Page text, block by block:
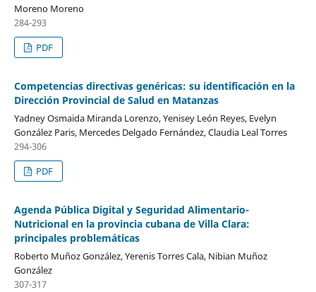
Moreno Moreno
284-293
PDF
Competencias directivas genéricas: su identificación en la
Dirección Provincial de Salud en Matanzas
Yadney Osmaida Miranda Lorenzo, Yenisey León Reyes, Evelyn
González Paris, Mercedes Delgado Fernández, Claudia Leal Torres
294-306
PDF
Agenda Pública Digital y Seguridad Alimentario-
Nutricional en la provincia cubana de Villa Clara:
principales problemáticas
Roberto Muñoz González, Yerenis Torres Cala, Nibian Muñoz
González
307-317